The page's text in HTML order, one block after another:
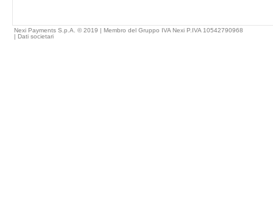
Nexi Payments S.p.A. © 2019 | Membro del Gruppo IVA Nexi P.IVA 10542790968
| Dati societari